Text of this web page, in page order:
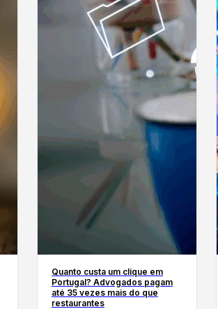
Quanto custa um clique em
Portugal? Advogados pagam
até 35 vezes mais do que
restaurantes